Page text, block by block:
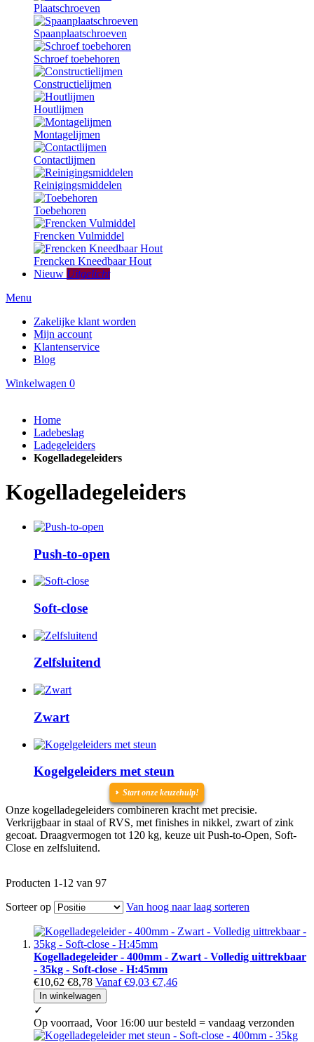
Plaatschroeven
Spaanplaatschroeven
Schroef toebehoren
Constructielijmen
Houtlijmen
Montagelijmen
Contactlijmen
Reinigingsmiddelen
Toebehoren
Frencken Vulmiddel
Frencken Kneedbaar Hout
Nieuw Uitgelicht
Menu
Zakelijke klant worden
Mijn account
Klantenservice
Blog
Winkelwagen 0
Home
Ladebeslag
Ladegeleiders
Kogelladegeleiders
Kogelladegeleiders
Push-to-open
Soft-close
Zelfsluitend
Zwart
Kogelgeleiders met steun
Start onze keuzehulp!
Onze kogelladegeleiders combineren kracht met precisie.
Verkrijgbaar in staal of RVS, met finishes in nikkel, zwart of zink
gecoat. Draagvermogen tot 120 kg, keuze uit Push-to-Open, Soft-
Close en zelfsluitend.
Producten 1-12 van 97
Sorteer op
Van hoog naar laag sorteren
Kogelladegeleider - 400mm - Zwart - Volledig uittrekbaar
- 35kg - Soft-close - H:45mm
€10,62 €8,78 Vanaf €9,03 €7,46
In winkelwagen
✓
Op voorraad, Voor 16:00 uur besteld = vandaag verzonden